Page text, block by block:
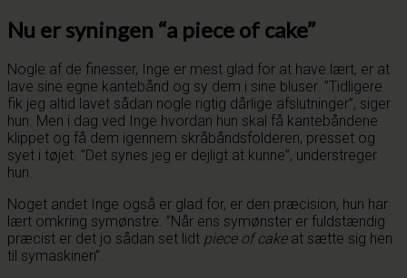
Nu er syningen “a piece of cake”
Nogle af de finesser, Inge er mest glad for at have lært, er at
lave sine egne kantebånd og sy dem i sine bluser. ”Tidligere
fik jeg altid lavet sådan nogle rigtig dårlige afslutninger”, siger
hun. Men i dag ved Inge hvordan hun skal få kantebåndene
klippet og få dem igennem skråbåndsfolderen, presset og
syet i tøjet. ”Det synes jeg er dejligt at kunne”, understreger
hun.
Noget andet Inge også er glad for, er den præcision, hun har
lært omkring symønstre. ”Når ens symønster er fuldstændig
præcist er det jo sådan set lidt piece of cakeat sætte sig hen
til symaskinen”.